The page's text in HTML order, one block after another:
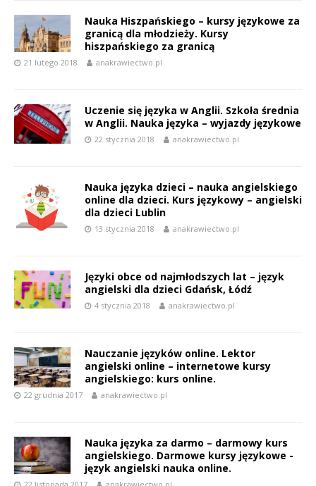
Nauka Hiszpańskiego – kursy językowe za
granicą dla młodzieży. Kursy
hiszpańskiego za granicą
21 lutego 2018 anakrawiectwo.pl
Uczenie się języka w Anglii. Szkoła średnia
w Anglii. Nauka języka – wyjazdy językowe
22 stycznia 2018 anakrawiectwo.pl
Nauka języka dzieci – nauka angielskiego
online dla dzieci. Kurs językowy – angielski
dla dzieci Lublin
13 stycznia 2018 anakrawiectwo.pl
Języki obce od najmłodszych lat – język
angielski dla dzieci Gdańsk, Łódź
4 stycznia 2018 anakrawiectwo.pl
Nauczanie języków online. Lektor
angielski online – internetowe kursy
angielskiego: kurs online.
22 grudnia 2017 anakrawiectwo.pl
Nauka języka za darmo – darmowy kurs
angielskiego. Darmowe kursy językowe -
język angielski nauka online.